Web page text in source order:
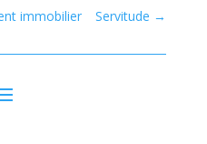
immobilier Servitude →